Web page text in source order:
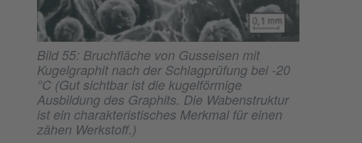
Bild 55: Bruchfläche von Gusseisen mit
Kugelgraphit nach der Schlagprüfung bei -20
°C (Gut sichtbar ist die kugelförmige
Ausbildung des Graphits. Die Wabenstruktur
ist ein charakteristisches Merkmal für einen
zähen Werkstoff.)